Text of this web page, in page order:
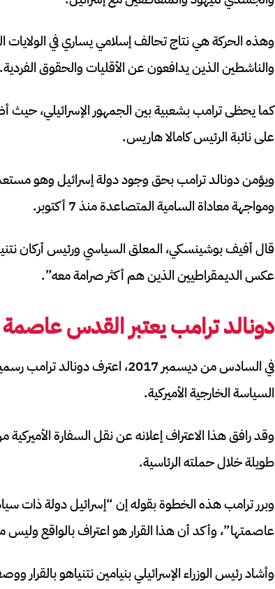
وهذه الحركة هي نتاج تحالف إسلامي يساري في الولايات
والناشطين الذين يدافعون عن الأقليات والحقوق الفردية.
على نائبة الرئيس كامالا هاريس.
ويؤمن دونالد ترامب بحق وجود دولة إسرائيل وهو
ومواجهة معاداة السامية المتصاعدة منذ 7 أكتوبر.
قال أفيف بوشينسكي، المعلق السياسي ورئيس أركان
عكس الديمقراطيين الذين هم أكثر صرامة معه”.
دونالد ترامب يعتبر القدس عاصمة
في السادس من ديسمبر 2017، اعترف
السياسة الخارجية الأميركية.
وقد رافق هذا الاعتراف إعلانه عن نقل السفارة
طويلة خلال حملته الرئاسية.
وبرر ترامب هذه الخطوة بقوله إن “إسرائيل دولة ذات
عاصمتها”، وأكد أن هذا القرار هو اعتراف بالواقع
وأشاد رئيس الوزراء الإسرائيلي بنيامين نتنياهو